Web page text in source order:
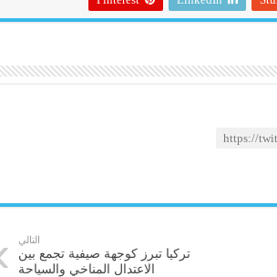
التالي
تركيا تبرز كوجهة صيفية تجمع بين
الاعتدال المناخي والسياحة